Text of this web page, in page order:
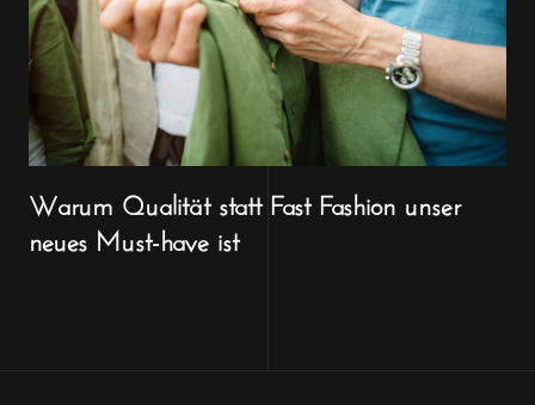
Warum Qualität statt Fast Fashion unser
neues Must-have ist